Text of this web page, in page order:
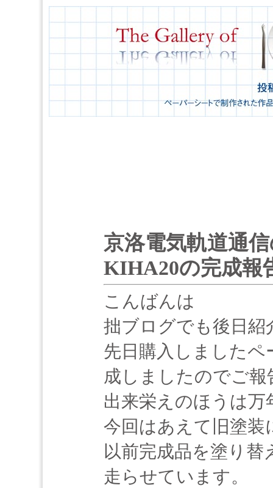
京洛電気軌道通
KIHA20の完成報
こんばんは
拙ブログでも後日
先日購入しましたペ
成しましたのでご
出来栄えのほうは
今回はあえて旧塗装
以前完成品を塗り
走らせています。